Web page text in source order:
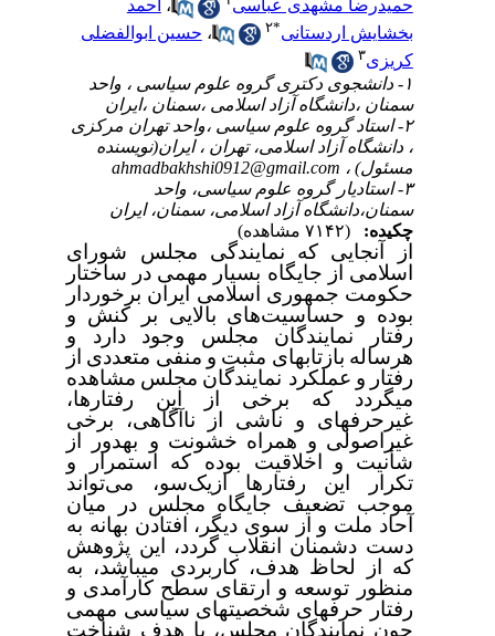
حمیدرضا مشهدی عباسی ، احمد
بخشایش اردستانی
۲ ،حسین ابوالفضلی
کریزی
۱- دانشجوی دکتری گروه علوم سیاسی ، واحد
سمنان ،دانشگاه آزاد اسلامی ،سمنان ،ایران
۲- استاد گروه علوم سیاسی ،واحد تهران مرکزی
، دانشگاه آزاد اسلامی، تهران ، ایران(نویسنده
مسئول) ، ahmadbakhshi0912@gmail.com
۳- استادیار گروه علوم سیاسی، واحد
سمنان،دانشگاه آزاد اسلامی، سمنان، ایران
چکیده:
از آنجایی که نمایندگی مجلس شورای
اسلامی از جایگاه بسیار مهمی در ساختار
حکومت جمهوری اسلامی ایران برخوردار
بوده و حساسیت‌های بالایی بر کنش و
رفتار نمایندگان مجلس وجود دارد و
هرساله بازتاب‏های مثبت و منفی متعددی از
رفتارو عملکرد نمایندگان مجلس مشاهده
می‏گردد که برخی از این رفتارها،
غیرحرفه‏ای
ناشی از ناآگاهی،
برخی
غیراصولی و همراه خشونت و به‏دور از
شأنیت و
اخلاقیت بوده که استمرار و
تکرار این رفتارها ازیک‌سو، می‌تواند
موجب تضعیف جایگاه مجلس در میان
آحاد ملت و از سوی دیگر، افتادن بهانه به
دست دشمنان انقلاب گردد، این پژوهش
که از لحاظ هدف، کاربردی می‏باشد، به
منظور توسعه و ارتقای سطح کارآمدی و
رفتار حرفه‏ای شخصیت‏های سیاسی مهمی
چون نمایندگان مجلس، با هدف شناخت